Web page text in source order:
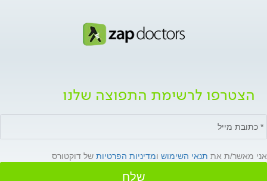
הצטרפו לרשימת התפוצה שלנו
אני מאשר/ת את תנאי השימוש ומדיניות הפרטיות של דוקטורס
שלח